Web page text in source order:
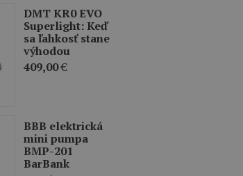
DMT KR0 EVO
Superlight: Keď
sa ľahkosť stane
výhodou
409,00€
BBB elektrická
mini pumpa
BMP-201
BarBank